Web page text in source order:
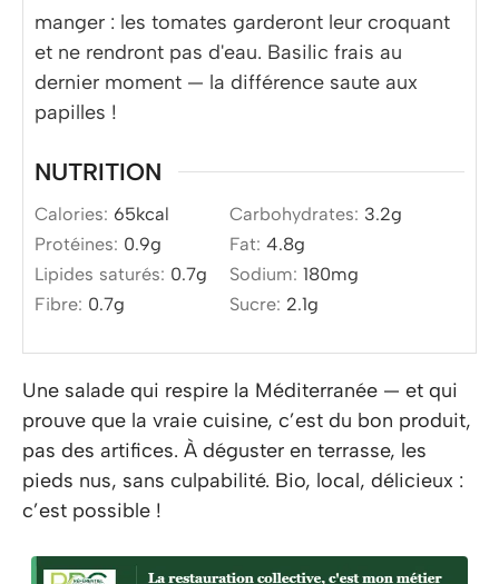
manger : les tomates garderont leur croquant
et ne rendront pas d'eau. Basilic frais au
dernier moment — la différence saute aux
papilles !
NUTRITION
Calories: 65kcal Carbohydrates: 3.2g
Protéines: 0.9g Fat: 4.8g
Lipides saturés: 0.7g Sodium: 180mg
Fibre: 0.7g Sucre: 2.1g
Une salade qui respire la Méditerranée — et qui
prouve que la vraie cuisine, c’est du bon produit,
pas des artifices. À déguster en terrasse, les
pieds nus, sans culpabilité. Bio, local, délicieux :
c’est possible !